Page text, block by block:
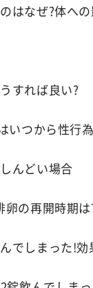
はなぜ?体へ
すれば良い?
いつから性行
んどい場合
卵の再開時期は
でしまった!効